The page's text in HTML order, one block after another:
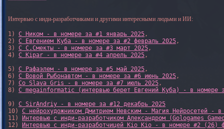
Интервью с инди-разработчиками и другими интересными людьми и ИИ:
1) С Ником - в номере за #1 январь 2025,
2) С Евгением Куба - в номере за #2 февраль 2025,
3) С С.Смекты - в номере за #3 март 2025,
4) С Kipar - в номере за #4 апрель 2025,
5) С Рафаэлем - в номере за #5 май 2025,
6) С Вовой Рыбонавтом - в номере за #6 июнь 2025,
7) Со Slava Gris - в номере за #7 июль 2025,
8) С megainformatic (интервью берет Евгений Куба) - в номере
9) С SirAndriy - в номере за #12 декабрь 2025
10) С нейрохудожником Дмитрием Невским - Магия Нейросетей -
11)
Интервью с инди-разработчиком Александром (Gologames
12)
Интервью с инди-разработчицей Kio Kio - в номере #2 (26)